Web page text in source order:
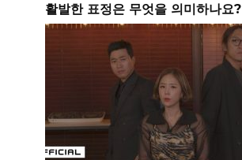
활발한 표정은 무엇을 의미하나요?